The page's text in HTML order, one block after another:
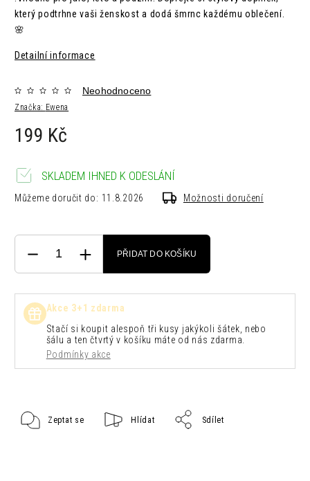
který podtrhne vaši ženskost a dodá šmrnc každému oblečení.
🌸
Detailní informace
Značka: Ewena
Neohodnoceno
199 Kč
SKLADEM IHNED K ODESLÁNÍ
Můžeme doručit do: 11.8.2026 Možnosti doručení
PŘIDAT DO KOŠÍKU
Akce 3+1 zdarma
Stačí si koupit alespoň tři kusy jakýkoli šátek, nebo
šálu a ten čtvrtý v košíku máte od nás zdarma.
Podmínky akce
Zeptat se Hlídat Sdílet